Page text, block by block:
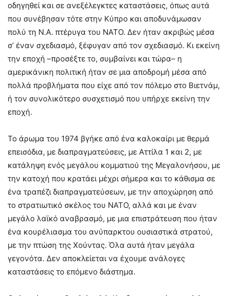
οδηγηθεί και σε ανεξέλεγκτες καταστάσεις, όπως αυτά
που συνέβησαν τότε στην Κύπρο και αποδυνάμωσαν
πολύ τη Ν.Α. πτέρυγα του ΝΑΤΟ. Δεν ήταν ακριβώς μέσα
σ’ έναν σχεδιασμό, ξέφυγαν από τον σχεδιασμό. Κι εκείνη
την εποχή –προσέξτε το, συμβαίνει και τώρα– η
αμερικάνικη πολιτική ήταν σε μια αποδρομή μέσα από
πολλά προβλήματα που είχε από τον πόλεμο στο Βιετνάμ,
ή τον συνολικότερο συσχετισμό που υπήρχε εκείνη την
εποχή.
Το άρωμα του 1974 βγήκε από ένα καλοκαίρι με θερμά
επεισόδια, με διαπραγματεύσεις, με Αττίλα 1 και 2, με
κατάληψη ενός μεγάλου κομματιού της Μεγαλονήσου, με
την κατοχή που κρατάει μέχρι σήμερα και το κάθισμα σε
ένα τραπέζι διαπραγματεύσεων, με την αποχώρηση από
το στρατιωτικό σκέλος του ΝΑΤΟ, αλλά και με έναν
μεγάλο λαϊκό αναβρασμό, με μια επιστράτευση που ήταν
ένα κουρέλιασμα του ανύπαρκτου ουσιαστικά στρατού,
με την πτώση της Χούντας. Όλα αυτά ήταν μεγάλα
γεγονότα. Δεν αποκλείεται να έχουμε ανάλογες
καταστάσεις το επόμενο διάστημα.